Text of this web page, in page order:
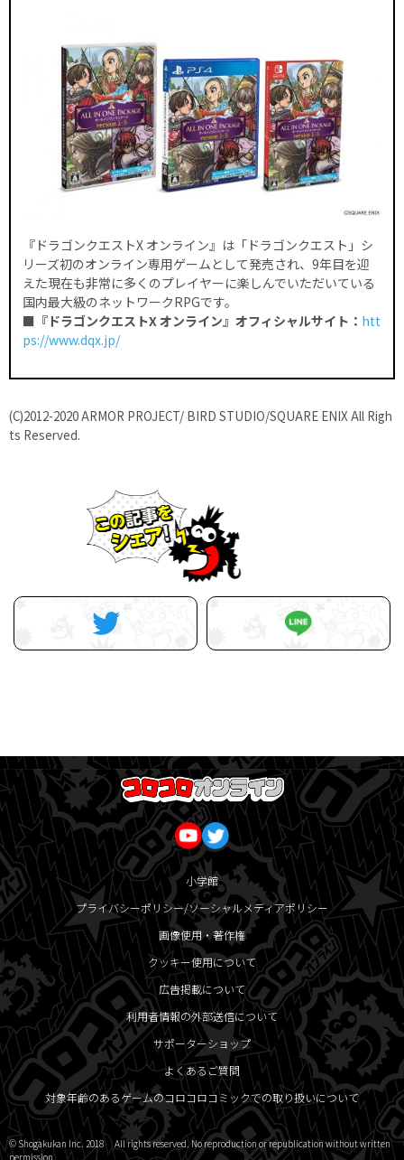
『ドラゴンクエストX オンライン』は「ドラゴンクエスト」シ
リーズ初のオンライン専用ゲームとして発売され、9年目を迎
えた現在も非常に多くのプレイヤーに楽しんでいただいている
国内最大級のネットワークRPGです。
■『ドラゴンクエストX オンライン』オフィシャルサイト： htt
ps://www.dqx.jp/
(C)2012-2020 ARMOR PROJECT/ BIRD STUDIO/SQUARE ENIX All Righ
ts Reserved.
小学館
プライバシーポリシー/ソーシャルメディアポリシー
画像使用・著作権
クッキー使用について
広告掲載について
利用者情報の外部送信について
サポーターショップ
よくあるご質問
対象年齢のあるゲームのコロコロコミックでの取り扱いについて
© Shogakukan Inc. 2018 All rights reserved. No reproduction or republication without written
permission.